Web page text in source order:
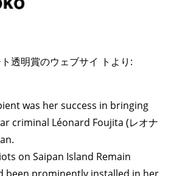
透明賞のウェブサイ トより:
was her success in bringing
criminal Léonard Foujita (レオナ
on Saipan Island Remain